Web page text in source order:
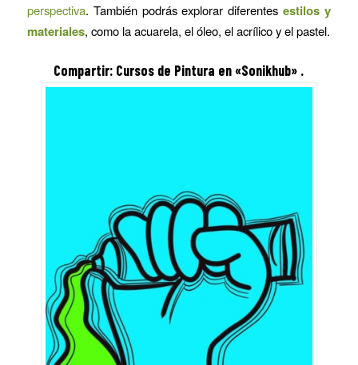
perspectiva. También podrás explorar diferentesestilos y
materiales, como la acuarela, el óleo, el acrílico y el pastel.
Compartir: Cursos de Pintura en «Sonikhub» .